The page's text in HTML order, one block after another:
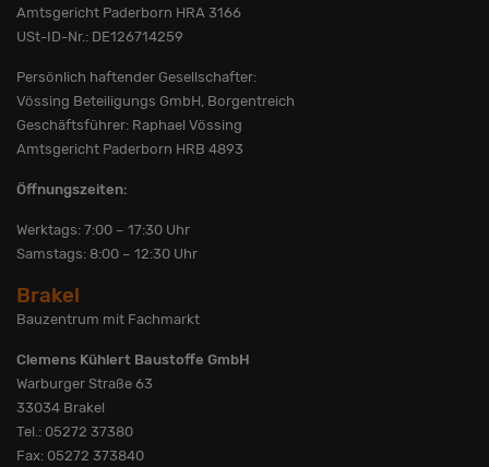
Amtsgericht Paderborn HRA 3166
USt-ID-Nr.: DE126714259
Persönlich haftender Gesellschafter:
Vössing Beteiligungs GmbH, Borgentreich
Geschäftsführer: Raphael Vössing
Amtsgericht Paderborn HRB 4893
Öffnungszeiten:
Werktags: 7:00 – 17:30 Uhr
Samstags: 8:00 – 12:30 Uhr
Brakel
Bauzentrum mit Fachmarkt
Clemens Kühlert Baustoffe GmbH
Warburger Straße 63
33034 Brakel
Tel.: 05272 37380
Fax: 05272 373840